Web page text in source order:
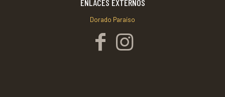
ENLACES EXTERNOS
Dorado Paraíso